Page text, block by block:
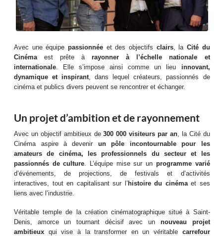
Avec une équipepassionnée et des objectifs clairs, la Cité du
Cinémaest prête àrayonner à l’échelle nationale et
internationale. Elle s’impose ainsi comme un lieu innovant,
dynamique et inspirant, dans lequel créateurs, passionnés de
cinéma et publics divers peuvent se rencontrer et échanger.
Un projet d’ambition et de rayonnement
Avec un objectif ambitieux de300 000 visiteurs par an, la Cité du
Cinéma aspire à devenir un pôle incontournable pour les
amateurs de cinéma, les professionnels du secteur et les
passionnés de culture. L’équipe mise sur un programme varié
d’événements, de projections, de festivals et d’activités
interactives, tout en capitalisant sur l’ histoire du cinémaet ses
liens avec l’industrie.
Véritable temple de la création cinématographique situé à Saint-
Denis, amorce un tournant décisif avec un nouveau projet
ambitieux qui vise à la transformer en un véritable carrefour